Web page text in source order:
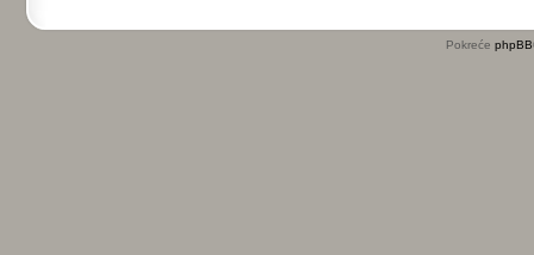
Pokreće phpBB